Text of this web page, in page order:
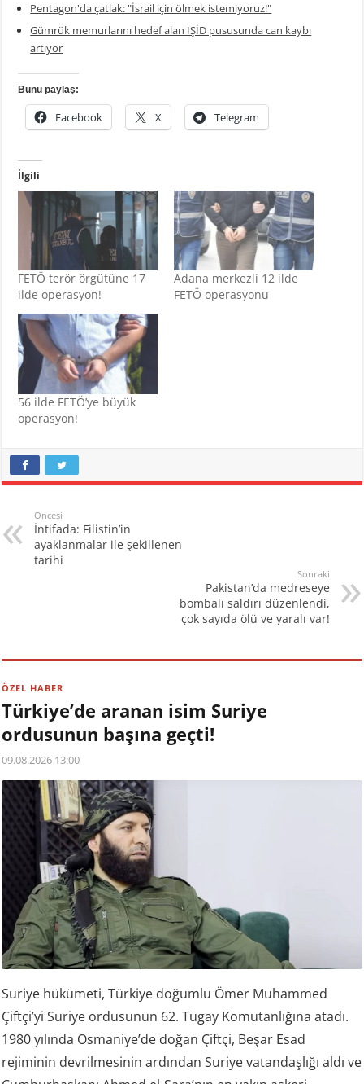
Pentagon'da çatlak: "İsrail için ölmek istemiyoruz!"
Gümrük memurlarını hedef alan IŞİD pususunda can kaybı
artıyor
Bunu paylaş:
Facebook X Telegram
İlgili
FETÖ terör örgütüne 17
ilde operasyon!
Adana merkezli 12 ilde
FETÖ operasyonu
56 ilde FETÖ’ye büyük
operasyon!
Öncesi
İntifada: Filistin’in
ayaklanmalar ile şekillenen
tarihi
Sonraki
Pakistan’da medreseye
bombalı saldırı düzenlendi,
çok sayıda ölü ve yaralı var!
ÖZEL HABER
Türkiye’de aranan isim Suriye
ordusunun başına geçti!
09.08.2026 13:00
Suriye hükümeti, Türkiye doğumlu Ömer Muhammed
Çiftçi’yi Suriye ordusunun 62. Tugay Komutanlığına atadı.
1980 yılında Osmaniye’de doğan Çiftçi, Beşar Esad
rejiminin devrilmesinin ardından Suriye vatandaşlığı aldı ve